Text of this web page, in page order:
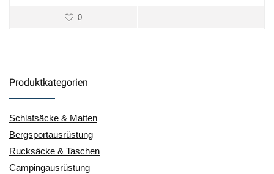
0
Produktkategorien
Schlafsäcke & Matten
Bergsportausrüstung
Rucksäcke & Taschen
Campingausrüstung